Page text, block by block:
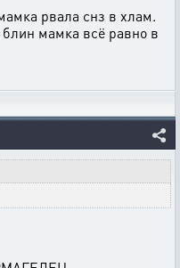
рвала снз в хлам.
мамка всё равно в